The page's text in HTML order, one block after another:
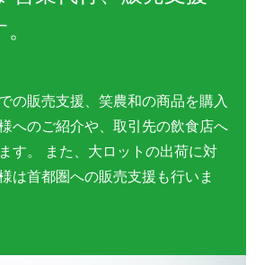
の販売支援、笑農和の商品を購入
へのご紹介や、取引先の飲食店へ
す。 また、大ロットの出荷に対
は首都圏への販売支援も行いま